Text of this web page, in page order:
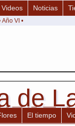
Videos Noticias
Año VI •
de
de
El tiempo